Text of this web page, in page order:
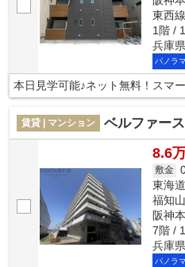
東西
1階 /
兵庫
パノラマ
本日見学可能♪ネット無料！スマ
賃貸 | マンション ベルファー
8.6
敷金
東海
福知
阪神
7階 /
兵庫
パノラマ